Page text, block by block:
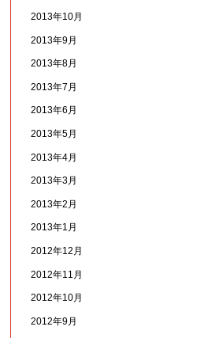
2013年10月
2013年9月
2013年8月
2013年7月
2013年6月
2013年5月
2013年4月
2013年3月
2013年2月
2013年1月
2012年12月
2012年11月
2012年10月
2012年9月